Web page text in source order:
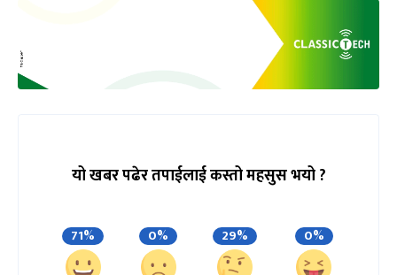
यो खबर पढेर तपाईलाई कस्तो महसुस भयो ?
71% 0% 29% 0%